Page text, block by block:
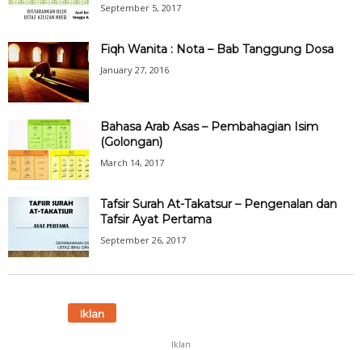
September 5, 2017
Fiqh Wanita : Nota – Bab Tanggung Dosa
January 27, 2016
Bahasa Arab Asas – Pembahagian Isim
(Golongan)
March 14, 2017
Tafsir Surah At-Takatsur – Pengenalan dan
Tafsir Ayat Pertama
September 26, 2017
Iklan
Iklan